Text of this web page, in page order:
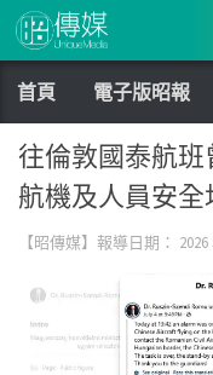
Skip to content
首頁 電子版昭報
往倫敦國泰航
航機及人員安全
【昭傳媒】報導日期：